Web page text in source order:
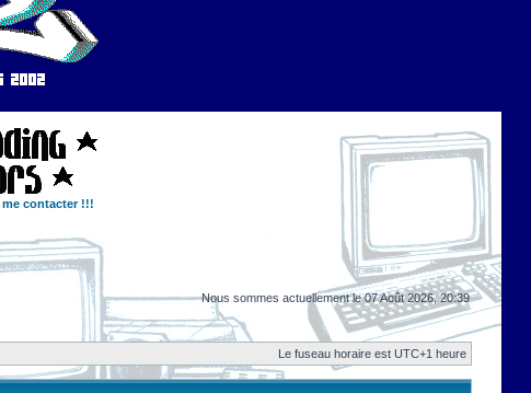
me contacter !!!
Nous sommes actuellement le 07 Août 2026, 20:39
Le fuseau horaire est UTC+1 heure